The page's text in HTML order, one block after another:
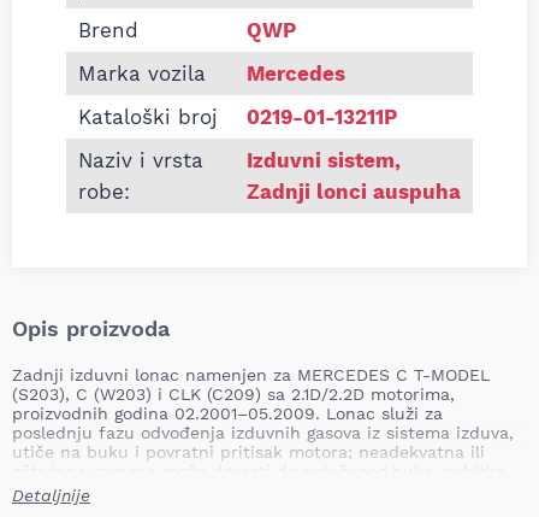
Brend
QWP
Marka vozila
Mercedes
Kataloški broj
0219-01-13211P
Naziv i vrsta
robe:
Izduvni sistem,
Zadnji lonci auspuha
Opis proizvoda
Zadnji izduvni lonac namenjen za MERCEDES C T-MODEL
(S203), C (W203) i CLK (C209) sa 2.1D/2.2D motorima,
proizvodnih godina 02.2001–05.2009. Lonac služi za
poslednju fazu odvođenja izduvnih gasova iz sistema izduva,
utiče na buku i povratni pritisak motora; neadekvatna ili
performansi, povećane emisije izduvnih gasova i
potencijalnog oštećenja susednih komponenti sistema izduva.
Detaljnije